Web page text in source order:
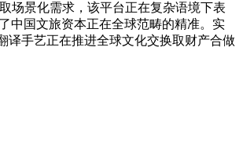
场景化需求，该平台正在复杂语境下表
中国文旅资本正在全球范畴的精准。实
译手艺正在推进全球文化交换取财产合做